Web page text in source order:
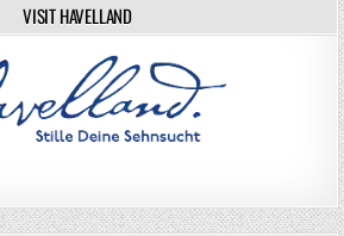
VISIT HAVELLAND